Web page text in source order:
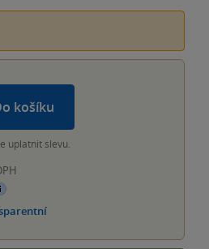
košíku
uplatnit slevu.